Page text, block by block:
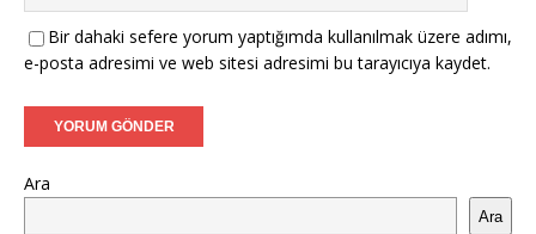
Bir dahaki sefere yorum yaptığımda kullanılmak üzere adımı,
e-posta adresimi ve web sitesi adresimi bu tarayıcıya kaydet.
Ara
Ara